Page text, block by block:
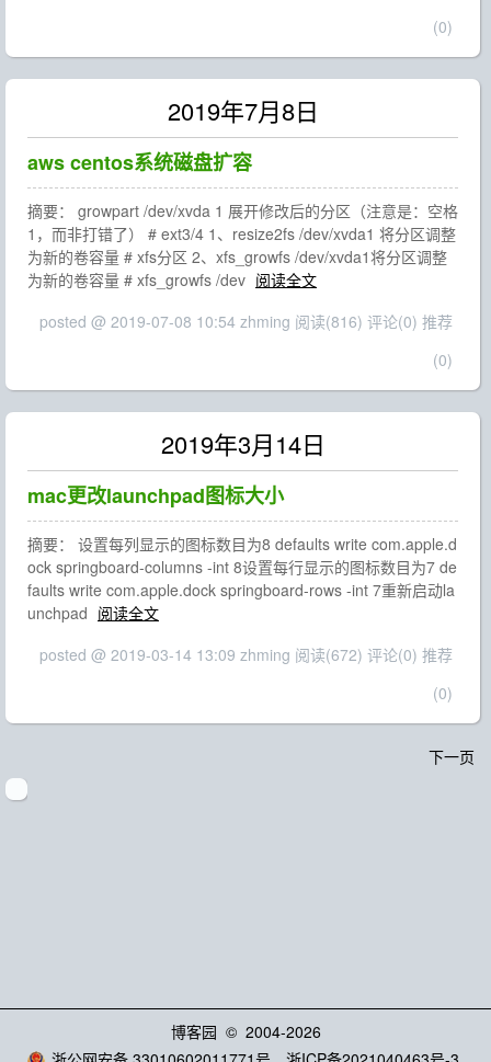
(0)
2019年7月8日
aws centos系统磁盘扩容
摘要： growpart /dev/xvda 1 展开修改后的分区（注意是：空格
1，而非打错了） # ext3/4 1、resize2fs /dev/xvda1 将分区调整
为新的卷容量 # xfs分区 2、xfs_growfs /dev/xvda1将分区调整
为新的卷容量 # xfs_growfs /dev 阅读全文
posted @ 2019-07-08 10:54 zhming 阅读(816) 评论(0) 推荐
(0)
2019年3月14日
mac更改launchpad图标大小
摘要： 设置每列显示的图标数目为8 defaults write com.apple.d
ock springboard-columns -int 8设置每行显示的图标数目为7 de
faults write com.apple.dock springboard-rows -int 7重新启动la
unchpad 阅读全文
posted @ 2019-03-14 13:09 zhming 阅读(672) 评论(0) 推荐
(0)
下一页
博客园 © 2004-2026